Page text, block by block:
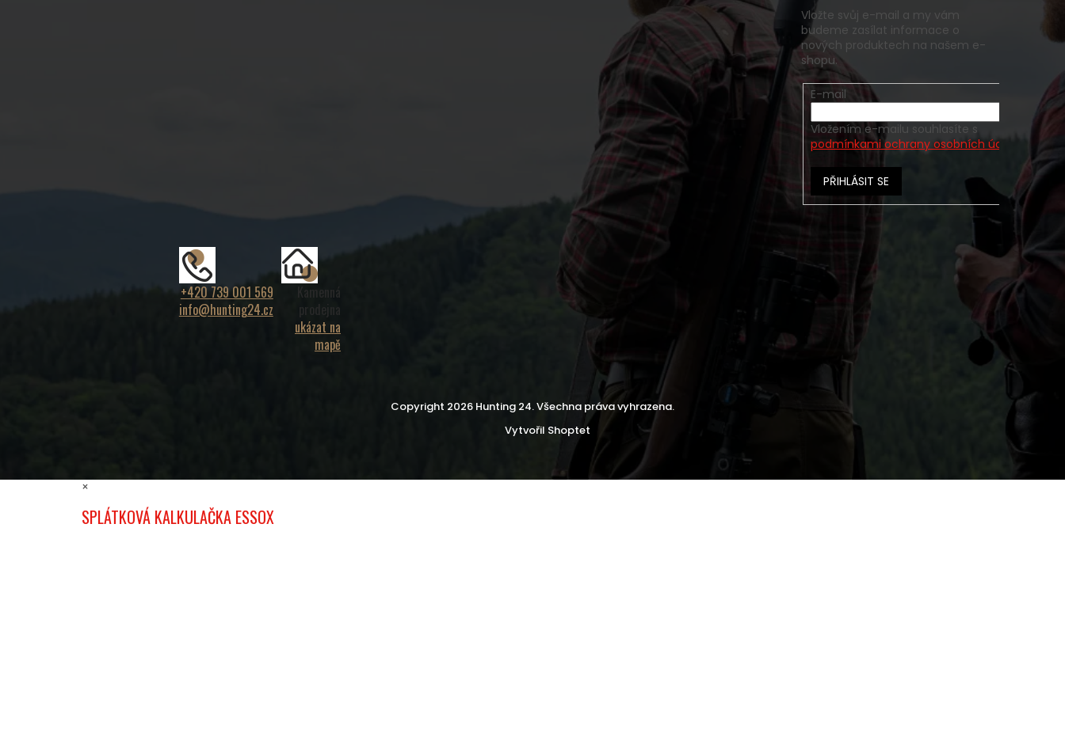
Vložte svůj e-mail a my vám
budeme zasílat informace o
nových produktech na našem e-
shopu.
E-mail
Vložením e-mailu souhlasíte s
podmínkami ochrany osobních údajů
PŘIHLÁSIT SE
+420 739 001 569
info@hunting24.cz
Kamenná
prodejna
ukázat na
mapě
Vytvořil Shoptet
Copyright 2026 Hunting 24. Všechna práva vyhrazena.
×
SPLÁTKOVÁ KALKULAČKA ESSOX